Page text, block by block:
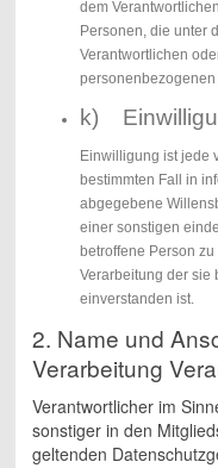
dem
Personen, die unter
Verantwortlichen
k)
Einwilligung ist jede
bestimmten Fall in
abgegebene
einer sonstigen
betroffene Person
Verarbeitung der sie
einverstanden ist.
2. Name und
Verarbeitung
Verantwortlicher im
sonstiger in den
geltenden